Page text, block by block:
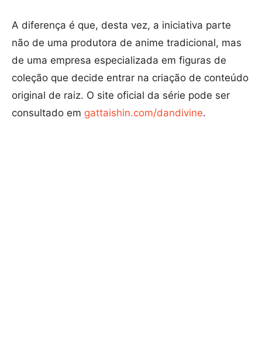
A diferença é que, desta vez, a iniciativa parte
não de uma produtora de anime tradicional, mas
de uma empresa especializada em figuras de
coleção que decide entrar na criação de conteúdo
original de raiz. O site oficial da série pode ser
consultado em gattaishin.com/dandivine.